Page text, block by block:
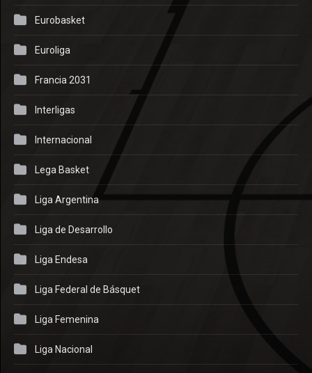
Eurobasket
Euroliga
Francia 2031
Interligas
Internacional
Lega Basket
Liga Argentina
Liga de Desarrollo
Liga Endesa
Liga Federal de Básquet
Liga Femenina
Liga Nacional